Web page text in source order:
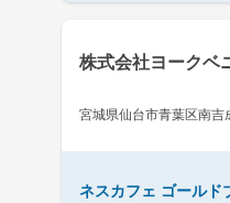
株式会社ヨーク
宮城県仙台市青葉区南吉
ネスカフェ ゴールド